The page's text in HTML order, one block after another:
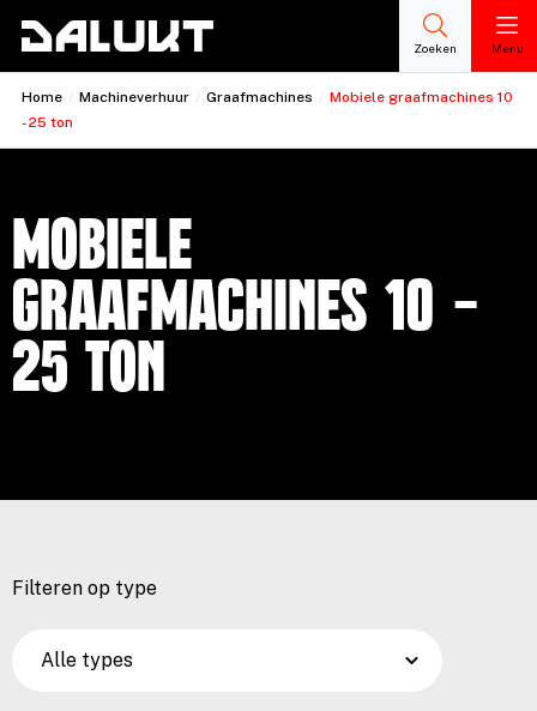
Zoeken Menu
Home / Machineverhuur / Graafmachines / Mobiele graafmachines 10
- 25 ton
Mobiele
graafmachines 10 -
25 ton
Filteren op type